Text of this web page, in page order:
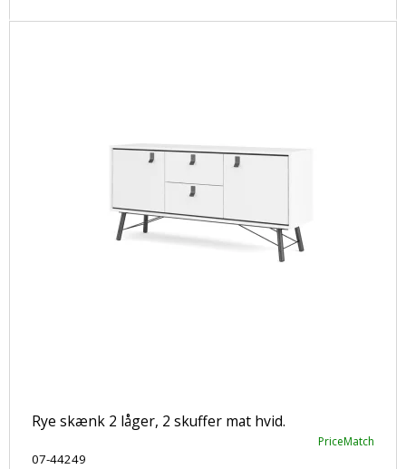
Rye skænk 2 låger, 2 skuffer mat hvid.
PriceMatch
07-44249